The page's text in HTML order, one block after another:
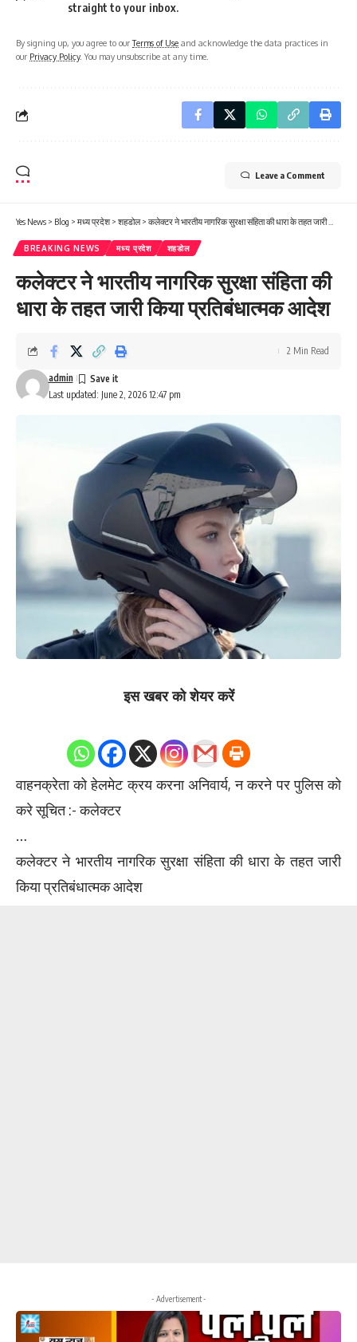
straight to your inbox.
By signing up, you agree to ourTerms of Use and acknowledge the data practices in
our Privacy Policy. You may unsubscribe at any time.
Leave a Comment
Yes News > Blog > मध्य प्रदेश> शहडोल> कलेक्टर ने भारतीय नागरिक सुरक्षा संहिता की धारा के तहत जारी किया प्रतिबंधात्मक आदेश
BREAKING NEWS मध्य प्रदेश शहडोल
कलेक्टर ने भारतीय नागरिक सुरक्षा संहिता की
धारा के तहत जारी किया प्रतिबंधात्मक आदेश
Last updated: June 2, 2026 12:47 pm
admin
2 Min Read
इस खबर को शेयर करें
वाहनक्रेता को हेलमेट क्रय करना अनिवार्य, न करने पर पुलिस को
करे सूचित :- कलेक्टर
…
कलेक्टर ने भारतीय नागरिक सुरक्षा संहिता की धारा के तहत जारी
किया प्रतिबंधात्मक आदेश
- Advertisement -